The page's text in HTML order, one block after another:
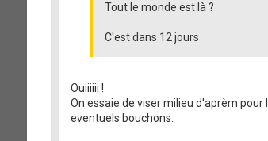
Tout le monde est là ?
C'est dans 12 jours
Ouiiiiii !
On essaie de viser milieu d'aprèm
eventuels bouchons.